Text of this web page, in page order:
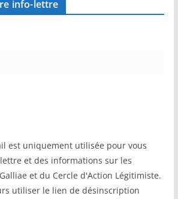
info-lettre
est uniquement utilisée pour vous
et des informations sur les
et du Cercle d'Action Légitimiste.
utiliser le lien de désinscription